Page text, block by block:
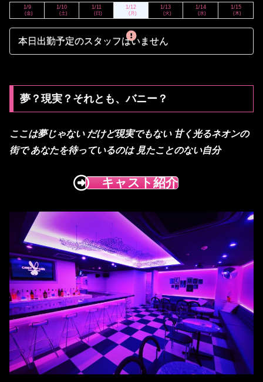
1/9
(金)
1/10
(土)
1/11
(日)
1/12
(月)
1/13
(火)
1/14
(水)
1/15
(木)
本日出勤予定のスタッフはいません
夢？現実？それとも、バニー？
ここは夢じゃない だけど現実でもない 甘く光るネオンの
街で あなたを待っているのは 見たことのない自分
キャスト紹介